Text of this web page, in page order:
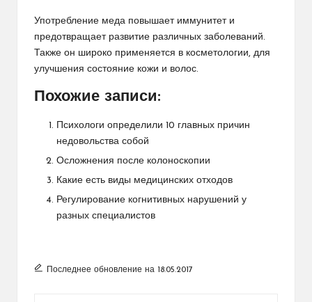
Употребление меда повышает иммунитет и
предотвращает развитие различных заболеваний.
Также он широко применяется в косметологии, для
улучшения состояние кожи и волос.
Похожие записи:
Психологи определили 10 главных причин
недовольства собой
Осложнения после колоноскопии
Какие есть виды медицинских отходов
Регулирование когнитивных нарушений у
разных специалистов
Последнее обновление на 18.05.2017